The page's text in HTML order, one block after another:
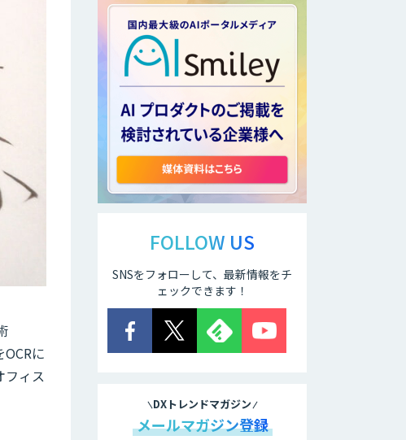
に
フィス
FOLLOW US
SNSをフォローして、最新情報をチ
ェックできます！
DXトレンドマガジン
メールマガジン登録